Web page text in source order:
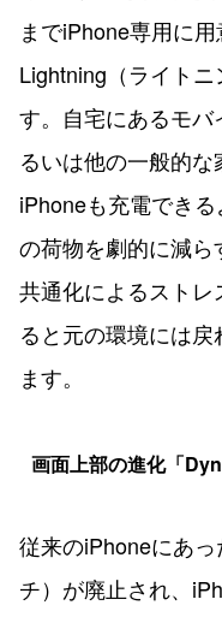
までiPhone専用に
Lightning（ライト
す。自宅にあるモ
るいは他の一般的
iPhoneも充電でき
の荷物を劇的に減
共通化によるスト
ると元の環境には
ます。
画面上部の進化「
従来のiPhoneにあ
チ）が廃止され、